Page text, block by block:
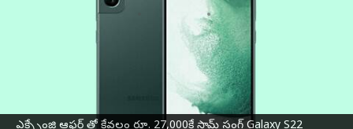
Nishkala Sathivada 11:24 am
సామ్ సంగ్ Galaxy S22 ఫోన్ ధర తగ్గింపు ధరతో
అధికారిక వెబ్సైట్ లో అందుబాటులో ఉంది. అలాగే